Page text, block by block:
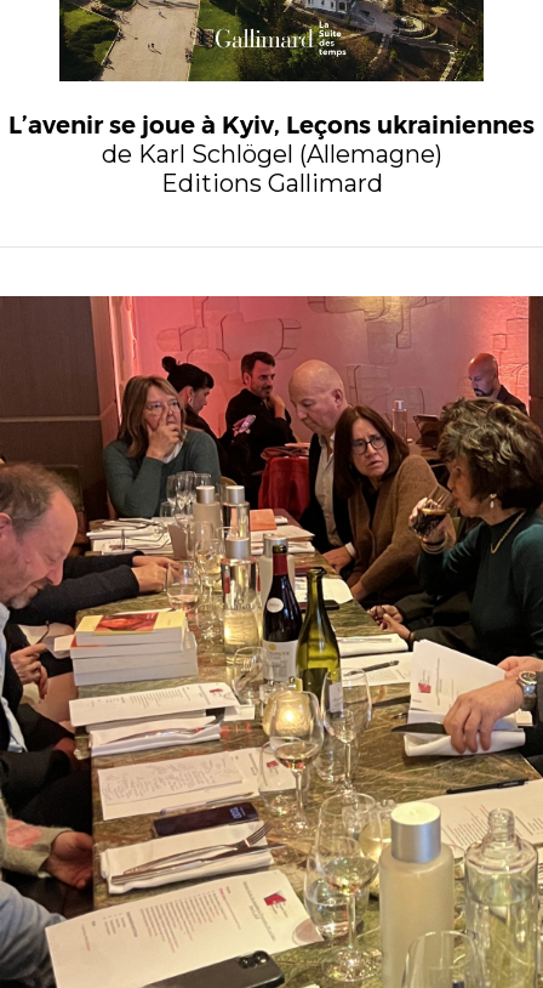
L’avenir se joue à Kyiv, Leçons ukrainiennes
de Karl Schlögel (Allemagne)
Editions Gallimard